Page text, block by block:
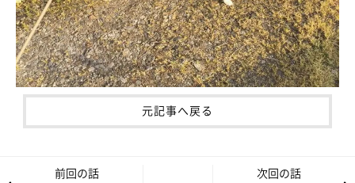
元記事へ戻る
前回の話 次回の話